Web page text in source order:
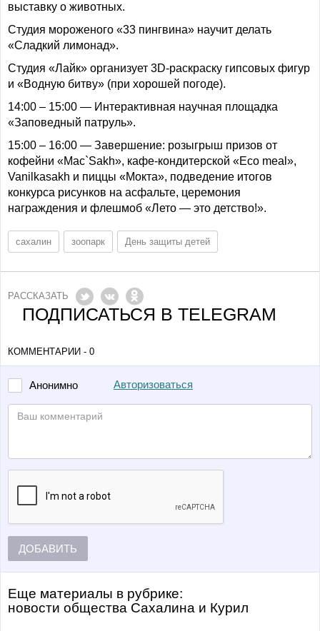
выставку о животных.
Студия мороженого «33 пингвина» научит делать
«Сладкий лимонад».
Студия «Лайк» организует 3D-раскраску гипсовых фигур
и «Водную битву» (при хорошей погоде).
14:00 – 15:00 — Интерактивная научная площадка
«Заповедный патруль».
15:00 – 16:00 — Завершение: розыгрыш призов от
кофейни «Mac`Sakh», кафе-кондитерской «Eco meal»,
Vanilkasakh и пиццы «Мокта», подведение итогов
конкурса рисунков на асфальте, церемония
награждения и флешмоб «Лето — это детство!».
сахалин зоопарк День защиты детей
РАССКАЗАТЬ
ПОДПИСАТЬСЯ В TELEGRAM
КОММЕНТАРИИ - 0
Анонимно Авторизоваться
ДОБАВИТЬ
Еще материалы в рубрике:
Новости общества Сахалина и Курил